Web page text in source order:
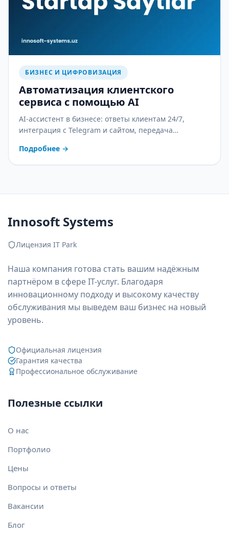
БИЗНЕС И ЦИФРОВИЗАЦИЯ
Автоматизация клиентского
сервиса с помощью AI
AI-ассистент в бизнесе: ответы клиентам 24/7,
интеграция с Telegram и сайтом, передача
планом внедрения.
Подробнее →
Innosoft Systems
Лицензия IT Park
Наша компания готова стать вашим надёжным
партнёром в сфере IT-услуг. Благодаря
инновационному подходу и высокому качеству
обслуживания мы выведем ваш бизнес на новый
уровень.
Официальная лицензия
Гарантия качества
Профессиональное обслуживание
Полезные ссылки
О нас
Портфолио
Цены
Вопросы и ответы
Вакансии
Блог